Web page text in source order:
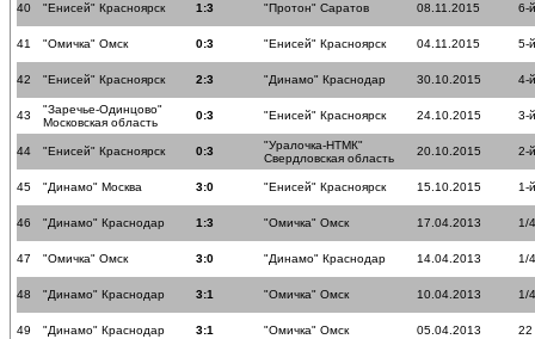
40 "Енисей" Красноярск 1:3 "Протон" Саратов 08.11.2015 6-
41 "Омичка" Омск 0:3 "Енисей" Красноярск 04.11.2015 5-
42 "Енисей" Красноярск 2:3 "Динамо" Краснодар 30.10.2015 4-
43
"Заречье-Одинцово"
Московская область
0:3 "Енисей" Красноярск 24.10.2015 3-
44 "Енисей" Красноярск 0:3
"Уралочка-НТМК"
Свердловская область
20.10.2015 2-
45 "Динамо" Москва 3:0 "Енисей" Красноярск 15.10.2015 1-
46 "Динамо" Краснодар 1:3 "Омичка" Омск 17.04.2013 1/
47 "Омичка" Омск 3:0 "Динамо" Краснодар 14.04.2013 1/
48 "Динамо" Краснодар 3:1 "Омичка" Омск 10.04.2013 1/
49 "Динамо" Краснодар 3:1 "Омичка" Омск 05.04.2013 22